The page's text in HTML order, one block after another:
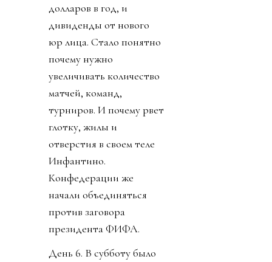
долларов в год, и
дивиденды от нового
юр лица. Стало понятно
почему нужно
увеличивать количество
матчей, команд,
турниров. И почему рвет
глотку, жилы и
отверстия в своем теле
Инфантино.
Конфедерации же
начали объединяться
против заговора
президента ФИФА.
День 6. В субботу было